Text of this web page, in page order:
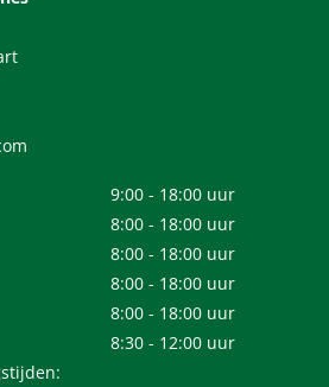
9:00 - 18:00 uur
8:00 - 18:00 uur
8:00 - 18:00 uur
8:00 - 18:00 uur
8:00 - 18:00 uur
8:30 - 12:00 uur